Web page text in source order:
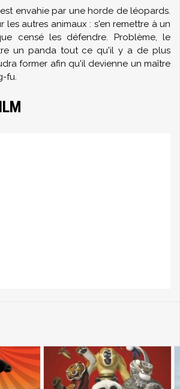
envahie par une horde de léopards.
les autres animaux : s'en remettre à un
censé les défendre. Problème, le
un panda tout ce qu'il y a de plus
former afin qu'il devienne un maître
fu.